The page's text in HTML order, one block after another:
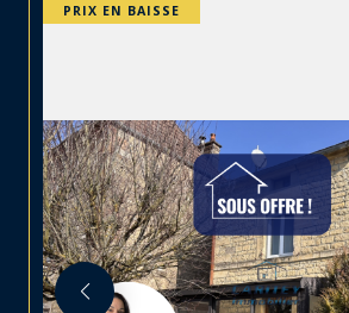
PRIX EN BAISSE